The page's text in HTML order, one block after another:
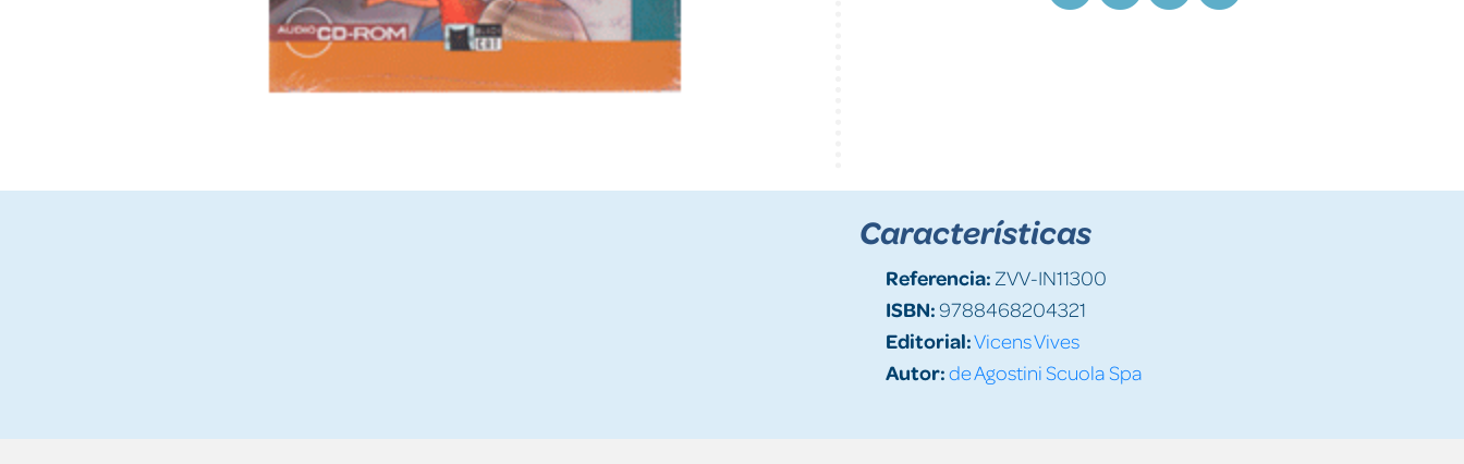
Características
Referencia: ZVV-IN11300
ISBN:9788468204321
Editorial:Vicens Vives
Autor:de Agostini Scuola Spa